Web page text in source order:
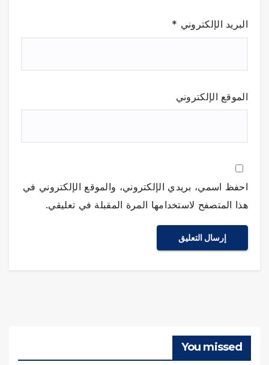
البريد الإلكتروني *
الموقع الإلكتروني
احفظ اسمي، بريدي الإلكتروني، والموقع الإلكتروني في
هذا المتصفح لاستخدامها المرة المقبلة في تعليقي.
You missed